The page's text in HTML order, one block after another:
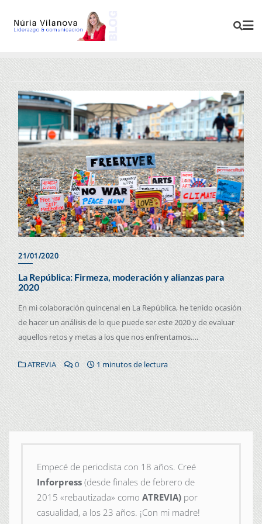
21/01/2020
La República: Firmeza, moderación y alianzas para
2020
En mi colaboración quincenal en La República, he tenido ocasión
de hacer un análisis de lo que puede ser este 2020 y de evaluar
aquellos retos y metas a los que nos enfrentamos….
ATREVIA 0 1 minutos de lectura
Empecé de periodista con 18 años. Creé
Inforpress (desde finales de febrero de
2015 «rebautizada» como ATREVIA) por
casualidad, a los 23 años. ¡Con mi madre!